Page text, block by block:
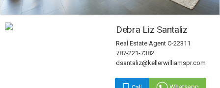
Debra Liz Santaliz
Real Estate Agent C-22311
787-221-7382
dsantaliz@kellerwilliamspr.com